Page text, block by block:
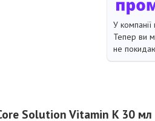
У компанії
Тепер ви
не
Solution Vitamin K 30 мл